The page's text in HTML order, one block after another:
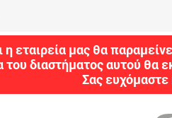
εταιρεία μας θα
διαστήματος αυτού θα
Σας